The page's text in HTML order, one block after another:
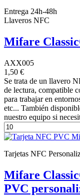
Entrega 24h-48h
Llaveros NFC
Mifare
AXX005
1,50 €
Se trata de un llavero
de lectura, compatible
para trabajar en
etc... También
nuestro equipo si
Tarjetas NFC
Mifare
PVC